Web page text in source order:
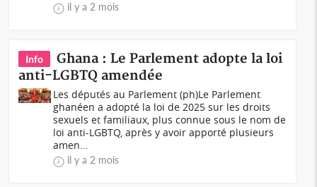
il y a 2 mois
Info
Ghana : Le Parlement adopte la loi
anti-LGBTQ amendée
Les députés au Parlement (ph)Le Parlement
ghanéen a adopté la loi de 2025 sur les droits
sexuels et familiaux, plus connue sous le nom de
loi anti-LGBTQ, après y avoir apporté plusieurs
amen...
il y a 2 mois